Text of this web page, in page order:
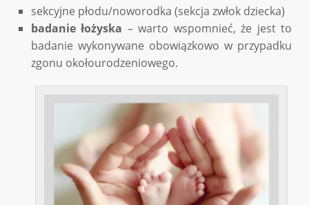
sekcyjne płodu/noworodka (sekcja zwłok dziecka)
badanie łożyska – warto wspomnieć, że jest to
badanie wykonywane obowiązkowo w przypadku
zgonu okołourodzeniowego.